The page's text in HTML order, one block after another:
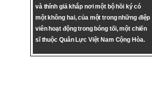
và thính giả khắp nơi một bộ hồi ký có
một không hai, của một trong những điệp
viên hoạt động trong bóng tối, một chiến
sĩ thuộc Quân Lực Việt Nam Cộng Hòa.